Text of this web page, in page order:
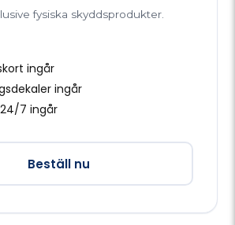
fysiska skyddsprodukter.
ingår
ingår
7 ingår
Beställ nu